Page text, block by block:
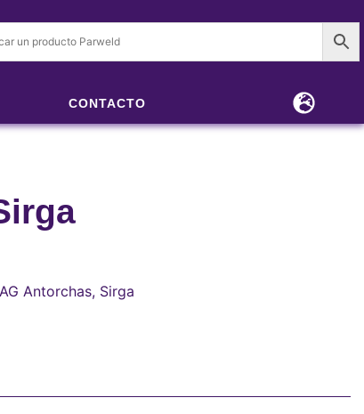
CONTACTO
Antorchas, Sirga